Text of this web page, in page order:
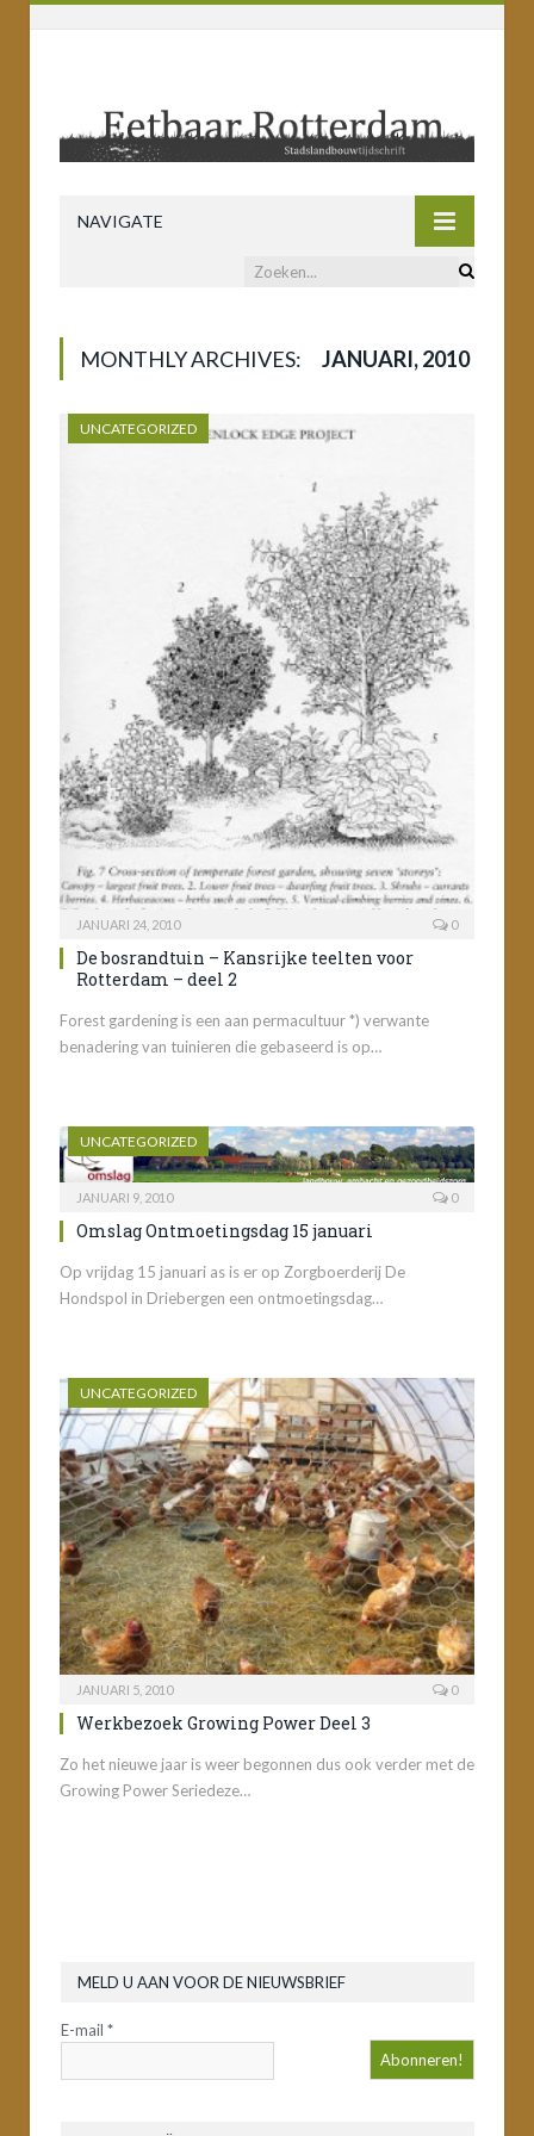
NAVIGATE
MONTHLY ARCHIVES: JANUARI, 2010
UNCATEGORIZED
JANUARI 24, 2010 0
De bosrandtuin – Kansrijke teelten voor
Rotterdam – deel 2
Forest gardening is een aan permacultuur *) verwante
benadering van tuinieren die gebaseerd is op…
UNCATEGORIZED
JANUARI 9, 2010 0
Omslag Ontmoetingsdag 15 januari
Op vrijdag 15 januari as is er op Zorgboerderij De
Hondspol in Driebergen een ontmoetingsdag…
UNCATEGORIZED
JANUARI 5, 2010 0
Werkbezoek Growing Power Deel 3
Zo het nieuwe jaar is weer begonnen dus ook verder met de
Growing Power Seriedeze…
MELD U AAN VOOR DE NIEUWSBRIEF
E-mail *